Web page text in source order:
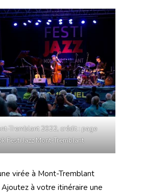
Tremblant 2022, crédit : page
Festi Jazz Mont-Tremblant
virée à Mont-Tremblant
à votre itinéraire une